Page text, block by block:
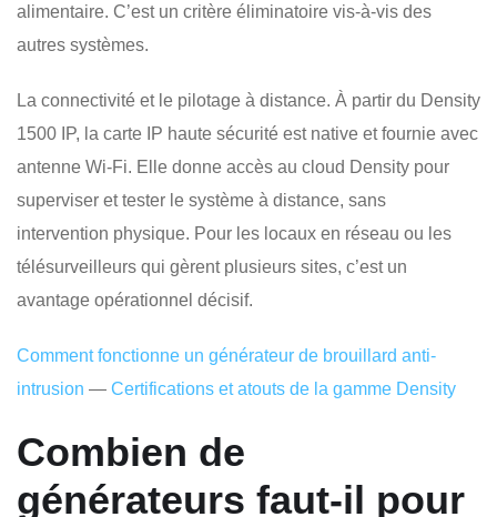
alimentaire. C’est un critère éliminatoire vis-à-vis des
autres systèmes.
La connectivité et le pilotage à distance. À partir du Density
1500 IP, la carte IP haute sécurité est native et fournie avec
antenne Wi-Fi. Elle donne accès au cloud Density pour
superviser et tester le système à distance, sans
intervention physique. Pour les locaux en réseau ou les
télésurveilleurs qui gèrent plusieurs sites, c’est un
avantage opérationnel décisif.
Comment fonctionne un générateur de brouillard anti-
intrusion — Certifications et atouts de la gamme Density
Combien de
générateurs faut-il pour